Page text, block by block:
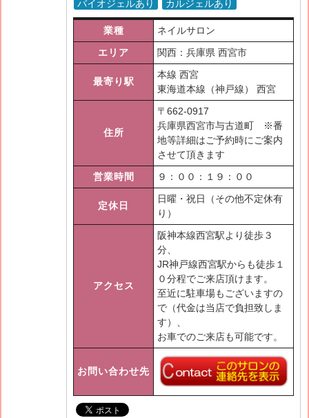
バイオジェルあり カルジェルあり
業種
ネイルサロン
エリア
関西：兵庫県 西宮市
最寄り駅
本線 西宮
東海道本線（神戸線） 西宮
住所
〒 662-0917
兵庫県西宮市与古道町 ※番
地等詳細はご予約時にご案内
させて頂きます
営業時間
９：００：１９：００
定休日
日曜・祝日（その他不定休有
り）
アクセス
阪神本線西宮駅より徒歩３
分、
JR神戸線西宮駅からも徒歩１
０分程でご来店頂けます。
至近に駐車場もございますの
で（代金は当店で負担致しま
す）、
お車でのご来店も可能です。
お問い合わせ先